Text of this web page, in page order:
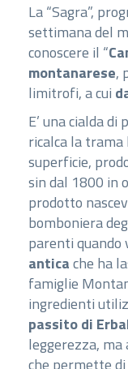
La “Sagra”,
settimana del
conoscere il “
montanarese,
limitrofi, a cui
E’ una cialda
ricalca la
superficie,
sin dal 1800 in
prodotto
bomboniera
parenti
anticache ha
famiglie
ingredienti
passito di
leggerezza, ma
che permette